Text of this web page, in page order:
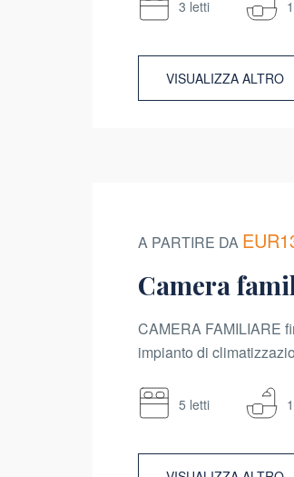
3 letti
VISUALIZZA ALTRO
A PARTIRE DA
Camera
CAMERA FAMILIARE
impianto di
5 letti